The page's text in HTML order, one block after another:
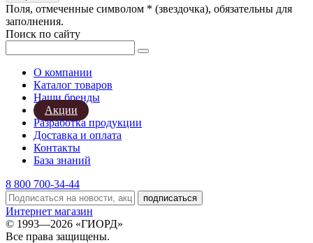
Поля, отмеченные символом * (звездочка), обязательны для
заполнения.
Поиск по сайту
О компании
Каталог товаров
Наши бренды
Акции
Разработка продукции
Доставка и оплата
Контакты
База знаний
8 800 700-34-44
подписаться
Интернет магазин
© 1993—2026 «ГИОРД»
Все права защищены.